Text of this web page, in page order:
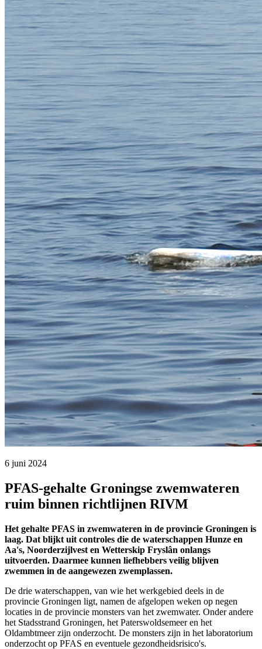
6 juni 2024
PFAS-gehalte Groningse zwemwateren
ruim binnen richtlijnen RIVM
Het gehalte PFAS in zwemwateren in de provincie Groningen is
laag. Dat blijkt uit controles die de waterschappen Hunze en
Aa's, Noorderzijlvest en Wetterskip Fryslân onlangs
uitvoerden. Daarmee kunnen liefhebbers veilig blijven
zwemmen in de aangewezen zwemplassen.
De drie waterschappen, van wie het werkgebied deels in de
provincie Groningen ligt, namen de afgelopen weken op negen
locaties in de provincie monsters van het zwemwater. Onder andere
het Stadsstrand Groningen, het Paterswoldsemeer en het
Oldambtmeer zijn onderzocht. De monsters zijn in het laboratorium
onderzocht op PFAS en eventuele gezondheidsrisico's.